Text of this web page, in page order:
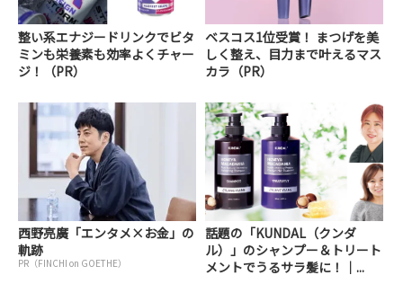
整い系エナジードリンクでビタ
ミンも栄養素も効率よくチャー
ジ！（PR）
ベスコス1位受賞！ まつげを美
しく整え、目力まで叶えるマス
カラ（PR）
西野亮廣「エンタメ×お金」の
軌跡
PR（FINCHI on GOETHE）
話題の「KUNDAL（クンダ
ル）」のシャンプー＆トリート
メントでうるサラ髪に！｜...